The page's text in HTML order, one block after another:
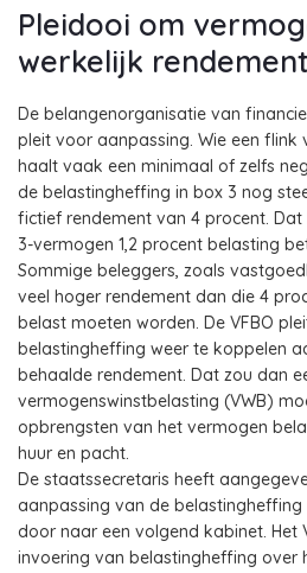
Pleidooi om
werkelijk
De belangenorganisatie van
pleit voor aanpassing. Wie een flink
haalt vaak een minimaal of zelfs
de belastingheffing in box 3 nog
fictief rendement van 4 procent.
3-vermogen 1,2 procent belasting
Sommige beleggers, zoals
veel hoger rendement dan die 4
belast moeten worden. De VFBO
belastingheffing weer te koppelen
behaalde rendement. Dat zou dan
vermogenswinstbelasting (VWB)
opbrengsten van het vermogen
huur en pacht.
De staatssecretaris heeft
aanpassing van de
door naar een volgend kabinet. Het
invoering van belastingheffing over